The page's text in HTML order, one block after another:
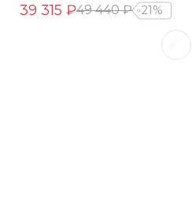
39 315 ₽49 440 ₽ 21%